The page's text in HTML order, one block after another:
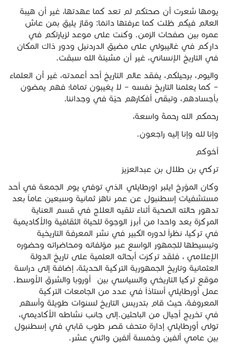
يومها شعرت أن صحتكم لم تعد كما عهدتها، غير أن هيبة
العالم فيكم ظلت كما عرفتها دائمًا: وقارٌ يليق بمن عاش
عمره بين صفحات الزمن. وكنت على موعد لزيارتكم في
داركم في غاليبولي على مضيق الدردنيل ودور ذاك المكان
في التاريخ الإنساني، غير أن مشيئة الله سبقت.
واليوم، برحيلكم، يفقد عالم التاريخ أحد أعمدته، غير أن العلماء
– كما يعلمنا التاريخ نفسه – لا يغيبون تمامًا؛ فهم يمضون
بأجسادهم، وتبقى أفكارهم حيّة في وجداننا.
رحمكم الله رحمةً واسعة،
وإنا لله وإنا إليه راجعون.
أخوكم
تركي بن طلال بن عبدالعزيز
وكان المؤرخ ايلبر اورطايلي الذي توفي يوم الجمعة في أحد
مستشفيات إسطنبول عن عمر ناهز ثمانية وسبعين عاماً بعد
تدهور حالته الصحية أثناء تلقيه العلاج في قسم العناية
المركزة يعد واحدا من أبرز الوجوة للحياة الثقافية والأكاديمية
في تركيا، نظراً لدوره الكبير في نشر المعرفة التاريخية
وتبسيطها للجمهور الواسع عبر مؤلفاته ومحاضراته وحضوره
الإعلامي ، فلقد تركزت أبحاثه العلمية على تاريخ الدولة
العثمانية وتاريخ الجمهورية التركية الحديثة، إضافة إلى دراسة
موقع تركيا التاريخي والسياسي بين أوروبا والشرق الأوسط.
عمل أورطايلي أستاذاً في عدد من الجامعات التركية
المعروفة، حيث قام بتدريس التاريخ لسنوات طويلة وأسهم
في تخريج أجيال من الباحثين.إلى جانب نشاطه الأكاديمي،
تولى أورطايلي إدارة متحف قصر طوب قابي في إسطنبول
بين عامي ألفين وخمسة ألفين واثني عشر.